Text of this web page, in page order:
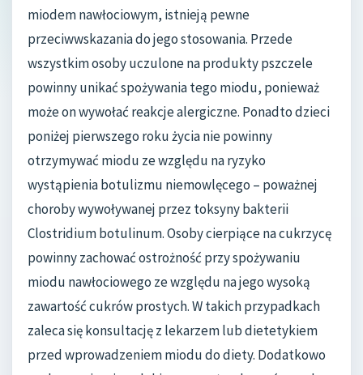
miodem nawłociowym, istnieją pewne
przeciwwskazania do jego stosowania. Przede
wszystkim osoby uczulone na produkty pszczele
powinny unikać spożywania tego miodu, ponieważ
może on wywołać reakcje alergiczne. Ponadto dzieci
poniżej pierwszego roku życia nie powinny
otrzymywać miodu ze względu na ryzyko
wystąpienia botulizmu niemowlęcego – poważnej
choroby wywoływanej przez toksyny bakterii
Clostridium botulinum. Osoby cierpiące na cukrzycę
powinny zachować ostrożność przy spożywaniu
miodu nawłociowego ze względu na jego wysoką
zawartość cukrów prostych. W takich przypadkach
zaleca się konsultację z lekarzem lub dietetykiem
przed wprowadzeniem miodu do diety. Dodatkowo